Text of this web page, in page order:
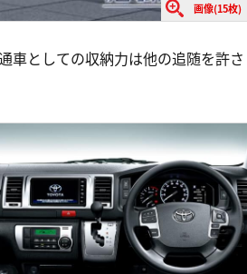
画像(15枚)
車としての収納力は他の追随を許さ